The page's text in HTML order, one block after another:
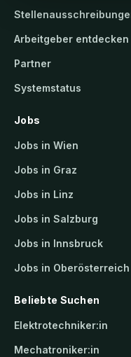
Arbeitgeber entdecken
Partner
Systemstatus
Jobs
Jobs in Wien
Jobs in Graz
Jobs in Linz
Jobs in Salzburg
Jobs in Innsbruck
Jobs in Oberösterreich
Beliebte Suchen
Elektrotechniker:in
Mechatroniker:in